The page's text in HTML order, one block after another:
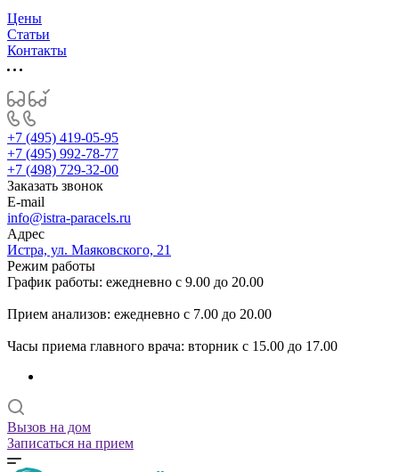
Цены
Статьи
Контакты
+7 (495) 419-05-95
+7 (495) 992-78-77
+7 (498) 729-32-00
Заказать звонок
E-mail
info@istra-paracels.ru
Адрес
Истра, ул. Маяковского, 21
Режим работы
График работы: ежедневно с 9.00 до 20.00
Прием анализов: ежедневно с 7.00 до 20.00
Часы приема главного врача: вторник с 15.00 до 17.00
Вызов на дом
Записаться на прием